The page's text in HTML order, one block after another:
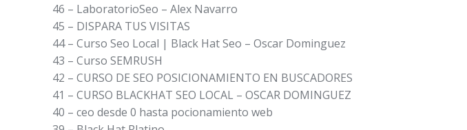
46 – LaboratorioSeo – Alex Navarro
45 – DISPARA TUS VISITAS
44 – Curso Seo Local | Black Hat Seo – Oscar Dominguez
43 – Curso SEMRUSH
42 – CURSO DE SEO POSICIONAMIENTO EN BUSCADORES
41 – CURSO BLACKHAT SEO LOCAL – OSCAR DOMINGUEZ
40 – ceo desde 0 hasta pocionamiento web